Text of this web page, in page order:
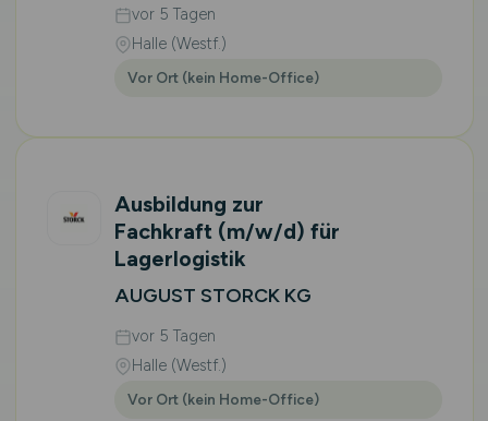
vor 5 Tagen
Halle (Westf.)
Vor Ort (kein Home-Office)
Ausbildung zur
Fachkraft (m/w/d) für
Lagerlogistik
AUGUST STORCK KG
vor 5 Tagen
Halle (Westf.)
Vor Ort (kein Home-Office)